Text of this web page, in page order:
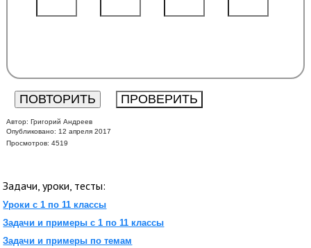
Автор: Григорий Андреев
Опубликовано: 12 апреля 2017
Просмотров: 4519
Задачи, уроки, тесты:
Уроки с 1 по 11 классы
Задачи и примеры с 1 по 11 классы
Задачи и примеры по темам